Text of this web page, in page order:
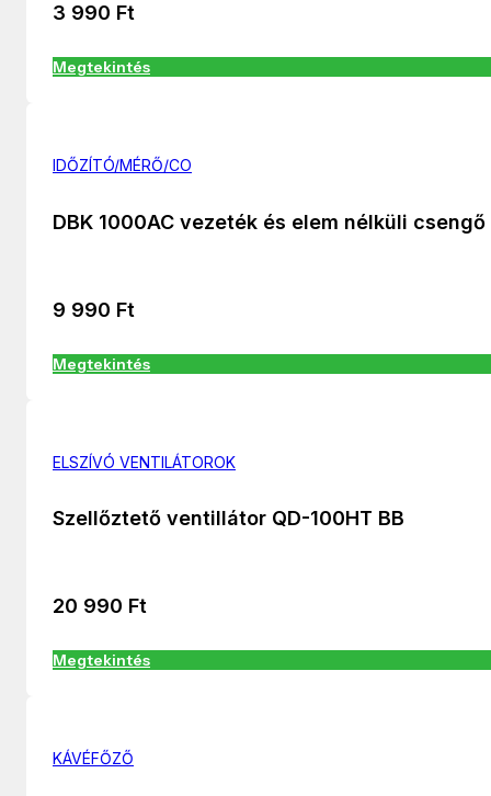
3 990 Ft
Megtekintés
IDŐZÍTÓ/MÉRŐ/CO
DBK 1000AC vezeték és elem nélküli csengő
9 990 Ft
Megtekintés
ELSZÍVÓ VENTILÁTOROK
Szellőztető ventillátor QD-100HT BB
20 990 Ft
Megtekintés
KÁVÉFŐZŐ